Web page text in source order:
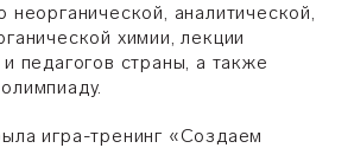
неорганической, аналитической,
химии, лекции
педагогов страны, а также
игра-тренинг «Создаем